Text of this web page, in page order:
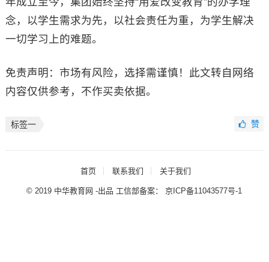
念，以学生需求为先，以社会责任为重，为学生解决
一切学习上的难题。
免责声明：市场有风险，选择需谨慎！此文转自网络
内容仅供参考，不作买卖依据。
标签一 赞
首页 联系我们 关于我们
© 2019 中华教育网 -出品 工信部备案：京ICP备11043577号-1